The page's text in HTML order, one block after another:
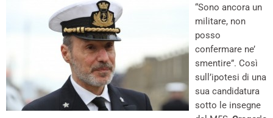
“Sono ancora un
militare, non
posso
confermare ne’
smentire”. Così
sull’ipotesi di una
sua candidatura
sotto le insegne